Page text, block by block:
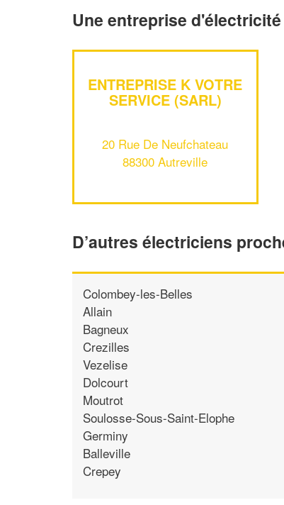
Une entreprise
ENTREPRISE K VOTRE
SERVICE (SARL)
20 Rue De Neufchateau
88300 Autreville
D’autres électriciens
Colombey-les-Belles
Allain
Bagneux
Crezilles
Vezelise
Dolcourt
Moutrot
Soulosse-Sous-Saint-Elophe
Germiny
Balleville
Crepey